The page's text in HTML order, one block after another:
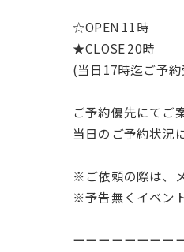
☆OPEN 11時
★CLOSE 20時
(当日17時迄ご予約
ご予約優先にてご
当日のご予約状況
※ご依頼の際は、
※予告無くイベン
ーーーーーーーー